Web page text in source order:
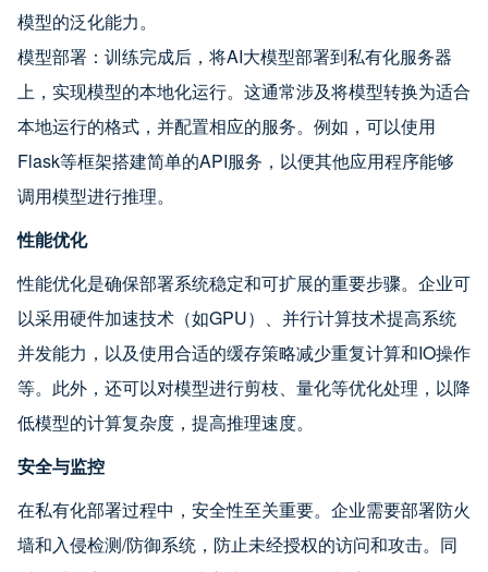
模型的泛化能力。
模型部署：训练完成后，将AI大模型部署到私有化服务器
上，实现模型的本地化运行。这通常涉及将模型转换为适合
本地运行的格式，并配置相应的服务。例如，可以使用
Flask等框架搭建简单的API服务，以便其他应用程序能够
调用模型进行推理。
性能优化
性能优化是确保部署系统稳定和可扩展的重要步骤。企业可
以采用硬件加速技术（如GPU）、并行计算技术提高系统
并发能力，以及使用合适的缓存策略减少重复计算和IO操作
等。此外，还可以对模型进行剪枝、量化等优化处理，以降
低模型的计算复杂度，提高推理速度。
安全与监控
在私有化部署过程中，安全性至关重要。企业需要部署防火
墙和入侵检测/防御系统，防止未经授权的访问和攻击。同